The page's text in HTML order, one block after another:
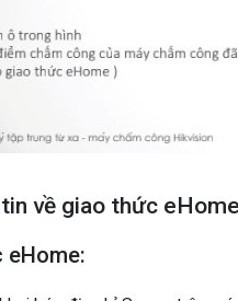
về giao thức eHome
eHome: